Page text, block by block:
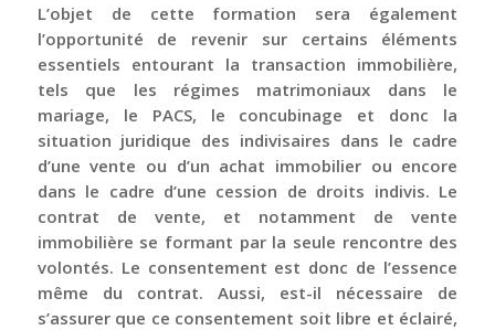
L’objet de cette formation sera également
l’opportunité de revenir sur certains éléments
essentiels entourant la transaction immobilière,
tels que les régimes matrimoniaux dans le
mariage, le PACS, le concubinage et donc la
situation juridique des indivisaires dans le cadre
d’une vente ou d’un achat immobilier ou encore
dans le cadre d’une cession de droits indivis. Le
contrat de vente, et notamment de vente
immobilière se formant par la seule rencontre des
volontés. Le consentement est donc de l’essence
même du contrat. Aussi, est-il nécessaire de
s’assurer que ce consentement soit libre et éclairé,